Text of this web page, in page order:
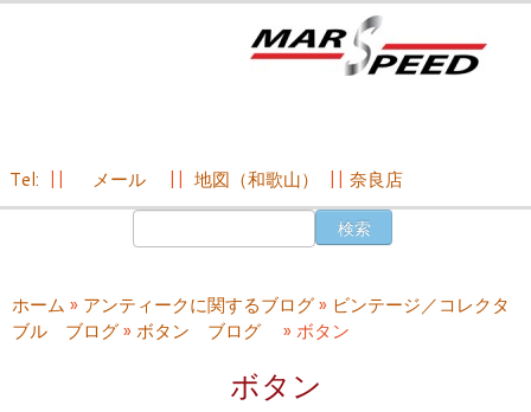
ン
ツ
Tel: メール 地図（和歌山） 奈良店
ホーム » アンティークに関するブログ» ビンテージ／コレクタ
ブル ブログ» ボタン ブログ » ボタン
ボタン